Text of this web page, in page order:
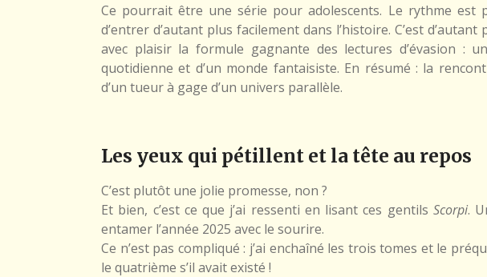
Ce pourrait être une série pour adolescents. Le rythme est
d’entrer d’autant plus facilement dans l’histoire. C’est
avec plaisir la formule gagnante des lectures d’évasion :
quotidienne et d’un monde fantaisiste. En résumé : la
d’un tueur à gage d’un univers parallèle.
Les yeux qui pétillent et la tête au repos
C’est plutôt une jolie promesse, non ?
Et bien, c’est ce que j’ai ressenti en lisant ces gentils Scorpi.
entamer l’année 2025 avec le sourire.
Ce n’est pas compliqué : j’ai enchaîné les trois tomes et le
le quatrième s’il avait existé !